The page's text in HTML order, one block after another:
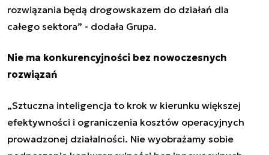
rozwiązania będą drogowskazem do działań dla
całego sektora” - dodała Grupa.
Nie ma konkurencyjności bez nowoczesnych
rozwiązań
„Sztuczna inteligencja to krok w kierunku większej
efektywności i ograniczenia kosztów operacyjnych
prowadzonej działalności. Nie wyobrażamy sobie